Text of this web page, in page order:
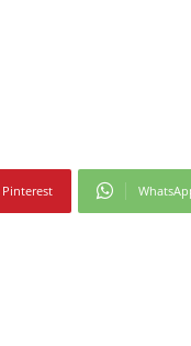
Pinterest